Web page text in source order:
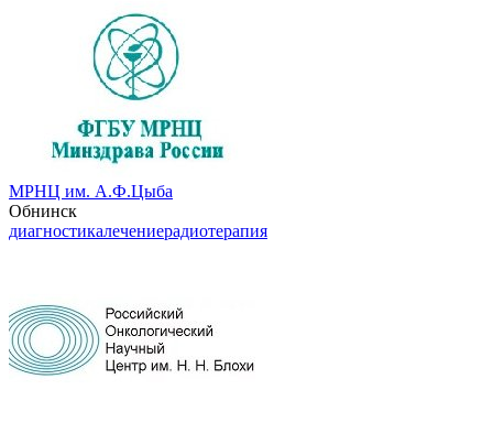
МРНЦ им. А.Ф.Цыба
Обнинск
диагностикалечениерадиотерапия